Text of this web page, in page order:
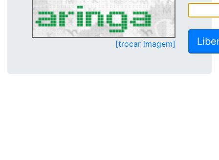
[trocar imagem]